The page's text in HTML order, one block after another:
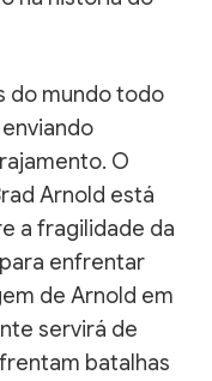
do mundo todo
O
Arnold está
a fragilidade da
enfrentar
de Arnold em
servirá de
batalhas